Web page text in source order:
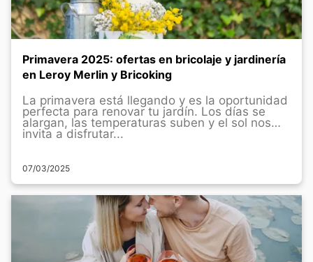
Primavera 2025: ofertas en bricolaje y jardinería
en Leroy Merlin y Bricoking
La primavera está llegando y es la oportunidad
perfecta para renovar tu jardín. Los días se
alargan, las temperaturas suben y el sol nos
invita a disfrutar...
07/03/2025